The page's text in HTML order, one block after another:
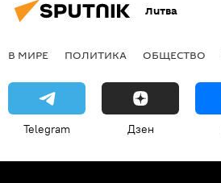
Литва
В МИРЕ ПОЛИТИКА ОБЩЕСТВО
Telegram Дзен